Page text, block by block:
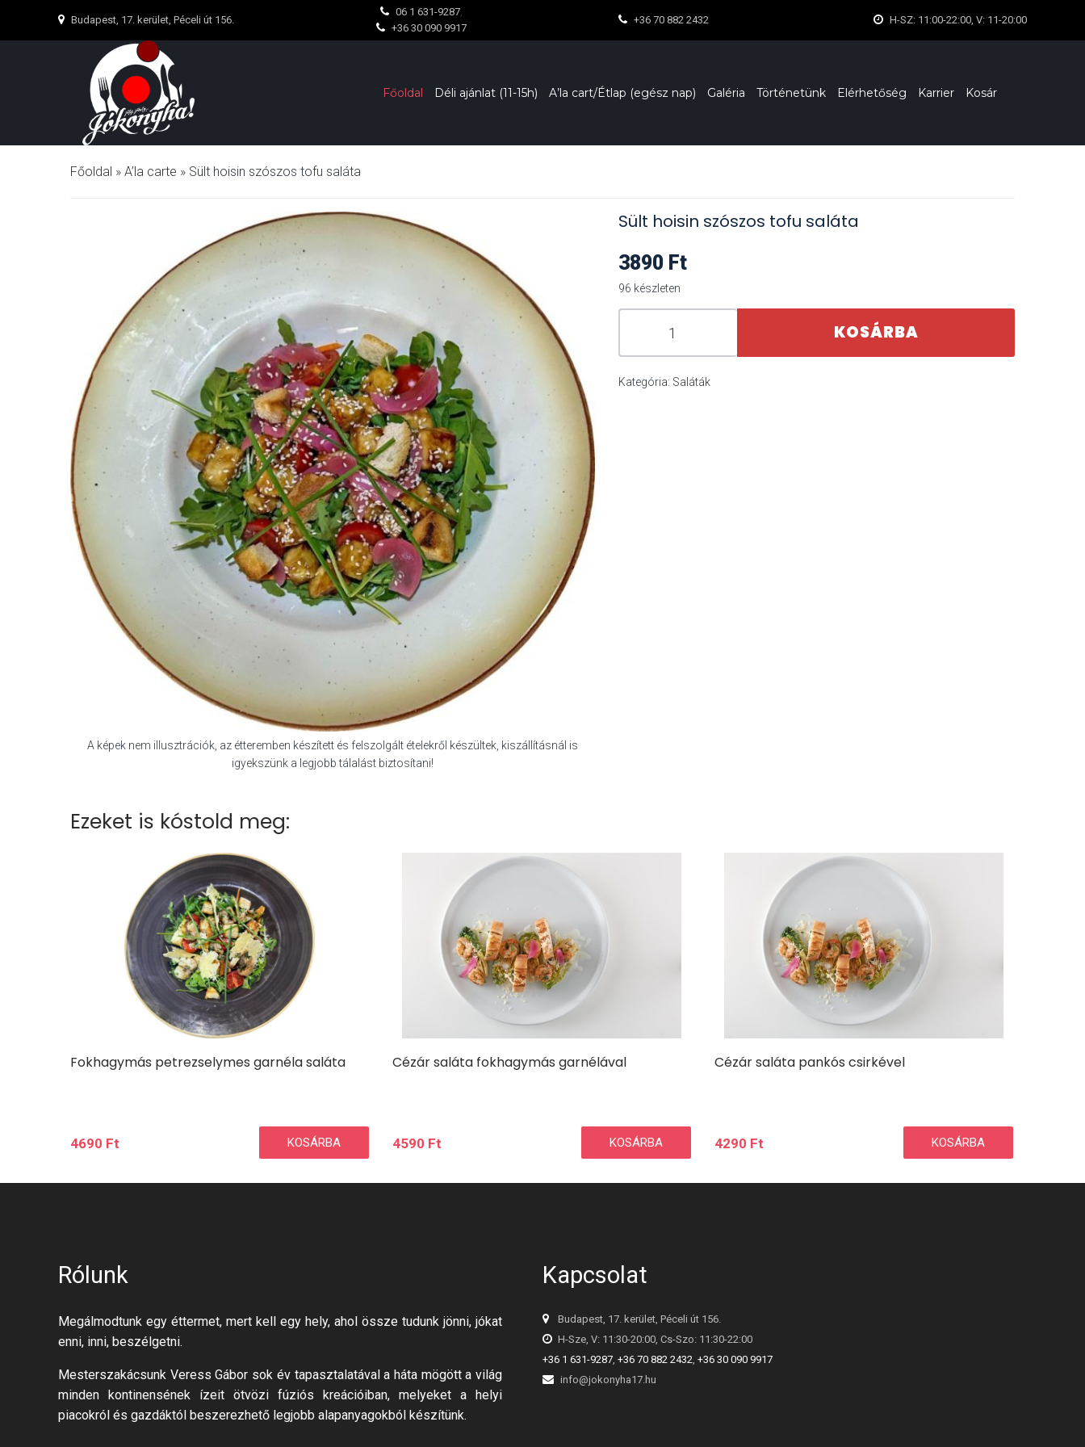
Budapest, 17. kerület, Péceli út 156.
06 1 631-9287,
+36 30 090 9917
+36 70 882 2432 H-SZ: 11:00-22:00, V: 11-20:00
Főoldal Déli ajánlat (11-15h) A’la cart/Étlap (egész nap) Galéria Történetünk Elérhetőség Karrier Kosár
Főoldal » A’la carte » Sült hoisin szószos tofu saláta
A képek nem illusztrációk, az étteremben készített és felszolgált ételekről készültek, kiszállításnál is
igyekszünk a legjobb tálalást biztosítani!
Sült hoisin szószos tofu saláta
3890 Ft
96 készleten
KOSÁRBA
Kategória: Saláták
Ezeket is kóstold meg:
Fokhagymás petrezselymes garnéla saláta
4690 Ft KOSÁRBA
Cézár saláta fokhagymás garnélával
4590 Ft KOSÁRBA
Cézár saláta pankós csirkével
4290 Ft KOSÁRBA
Rólunk
Megálmodtunk egy éttermet, mert kell egy hely, ahol össze tudunk jönni, jókat
enni, inni, beszélgetni.
Mesterszakácsunk Veress Gábor sok év tapasztalatával a háta mögött a világ
minden kontinensének ízeit ötvözi fúziós kreációiban, melyeket a helyi
piacokról és gazdáktól beszerezhető legjobb alapanyagokból készítünk.
Kapcsolat
Budapest, 17. kerület, Péceli út 156.
H-Sze, V: 11:30-20:00, Cs-Szo: 11:30-22:00
+36 1 631-9287 +36 70 882 2432 +36 30 090 9917
info@jokonyha17.hu